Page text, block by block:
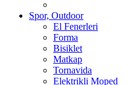
Spor, Outdoor
El Fenerleri
Forma
Bisiklet
Matkap
Tornavida
Elektrikli Moped